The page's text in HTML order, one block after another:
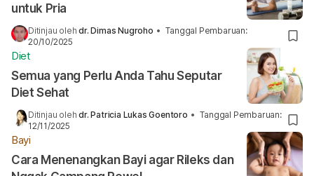
untuk Pria
Ditinjau olehdr. Dimas Nugroho • Tanggal Pembaruan:
20/10/2025
Diet
Semua yang Perlu Anda Tahu Seputar
Diet Sehat
Ditinjau olehdr. Patricia Lukas Goentoro • Tanggal Pembaruan:
12/11/2025
Bayi
Cara Menenangkan Bayi agar Rileks dan